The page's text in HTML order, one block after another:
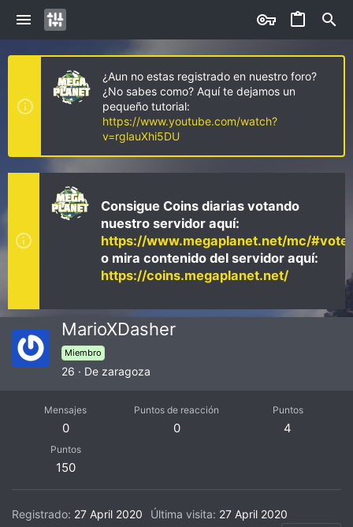
¿Aun no estas registrado en nuestro foro?
¿No sabes como? Aquí te dejamos un
pequeño tutorial:
https://www.youtube.com/watch?
v=rglauXhi5DU
Consigue Coins diarias votando
nuestro servidor aquí:
https://www.megaplanet.net/mc/#vote
o mira contenido del servidor aquí:
https://coins.megaplanet.net/
MarioXDasher
Miembro
26 · De zaragoza
Mensajes
0
Puntos de reacción
0
Puntos
4
Puntos
150
Registrado 27 April 2020 Última visita 27 April 2020